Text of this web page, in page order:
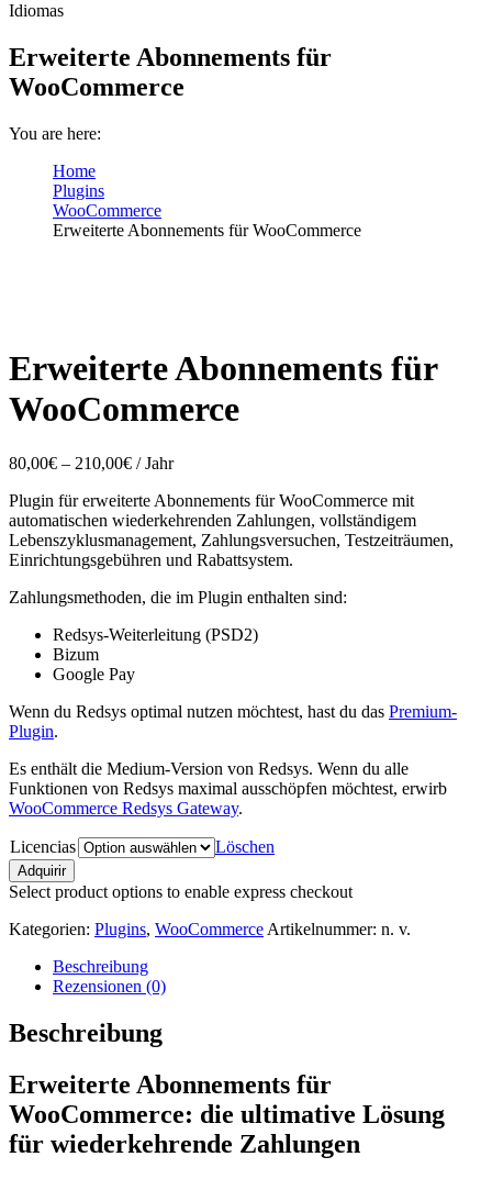
Idiomas
page
opens
in
window
page
opens
in
window
Erweiterte Abonnements für
WooCommerce
You are here:
Home
Plugins
WooCommerce
Erweiterte Abonnements für WooCommerce
Erweiterte Abonnements für
WooCommerce
80,00€ – 210,00€Preisspanne:
bis
210,00€
/ Jahr
Plugin für erweiterte Abonnements für WooCommerce mit
automatischen wiederkehrenden Zahlungen, vollständigem
Lebenszyklusmanagement, Zahlungsversuchen, Testzeiträumen,
Einrichtungsgebühren und Rabattsystem.
Zahlungsmethoden, die im Plugin enthalten sind:
Redsys-Weiterleitung (PSD2)
Bizum
Google Pay
Wenn du Redsys optimal nutzen möchtest, hast du das Premium-
Plugin.
Es enthält die Medium-Version von Redsys. Wenn du alle
Funktionen von Redsys maximal ausschöpfen möchtest, erwirb
WooCommerce Redsys Gateway.
Licencias
Löschen
Erweiterte
Abonnements
WooCommerce
Adquirir
Select product options to enable express checkout
Kategorien: Plugins, WooCommerce Artikelnummer: n. v.
Beschreibung
Rezensionen (0)
Beschreibung
Erweiterte Abonnements für
WooCommerce: die ultimative Lösung
für wiederkehrende Zahlungen